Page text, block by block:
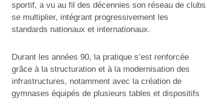
sportif, a vu au fil des décennies son réseau de clubs
se multiplier, intégrant progressivement les
standards nationaux et internationaux.
Durant les années 90, la pratique s’est renforcée
grâce à la structuration et à la modernisation des
infrastructures, notamment avec la création de
gymnases équipés de plusieurs tables et dispositifs